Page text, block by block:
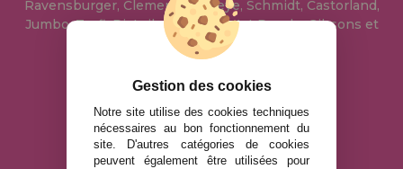
Ravensburger, Clementoni, Heye, Schmidt, Castorland,
Jumbo, Trefl, Piatnik, Anatolian, Art Puzzle, Gibsons et
bien d'autres.
info@maisondespuzzles.fr
MENTIONS LÉGALES
Gestion des cookies
Notre site utilise des cookies techniques
nécessaires au bon fonctionnement du
site. D'autres catégories de cookies
peuvent également être utilisées pour